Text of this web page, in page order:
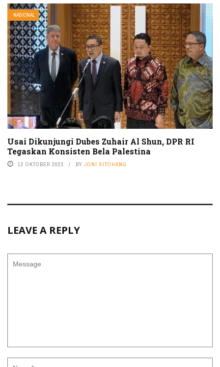
NASIONAL
Usai Dikunjungi Dubes Zuhair Al Shun, DPR RI
Tegaskan Konsisten Bela Palestina
13 OKTOBER 2023 BY JONI SITOHANG
LEAVE A REPLY